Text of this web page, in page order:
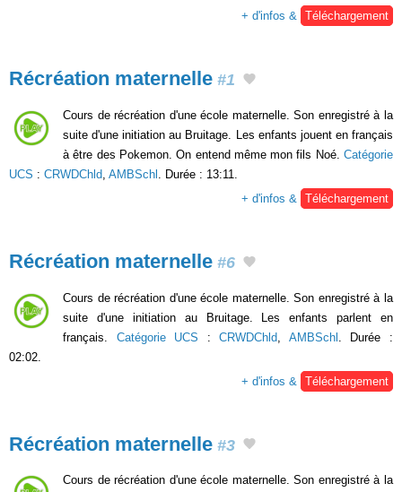
+ d'infos & Téléchargement
Récréation maternelle #1
Cours de récréation d'une école maternelle. Son enregistré à la
suite d'une initiation au Bruitage. Les enfants jouent en français
à être des Pokemon. On entend même mon fils Noé. Catégorie
UCS : CRWDChld AMBSchl
. Durée : 13:11.
+ d'infos &
Téléchargement
Récréation maternelle #6
Cours de récréation d'une école maternelle. Son enregistré à la
suite d'une initiation au Bruitage. Les enfants parlent en
français. Catégorie UCS :CRWDChld AMBSchl . Durée :
02:02.
+ d'infos &
Téléchargement
Récréation maternelle #3
Cours de récréation d'une école maternelle. Son enregistré à la